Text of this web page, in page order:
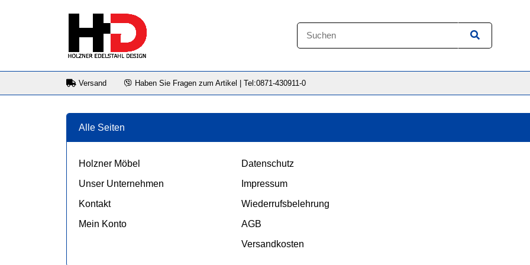
Versand Haben Sie Fragen zum Artikel | Tel:0871-430911-0
Alle Seiten
Holzner Möbel
Unser Unternehmen
Kontakt
Mein Konto
Datenschutz
Impressum
Wiederrufsbelehrung
AGB
Versandkosten